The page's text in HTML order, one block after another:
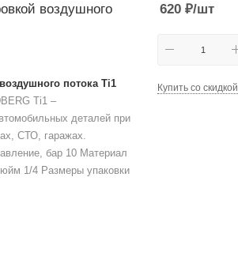
воздушного
потока Ti1
Ti1 –
деталей при
СТО, гаражах.
бар 10 Материал
1/4 Размеры упаковки
620 ₽/шт
Купить со скидкой